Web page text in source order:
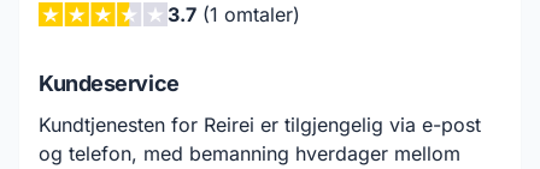
3.7(1 omtaler)
Kundeservice
Kundtjenesten for Reirei er tilgjengelig via e-post
og telefon, med bemanning hverdager mellom